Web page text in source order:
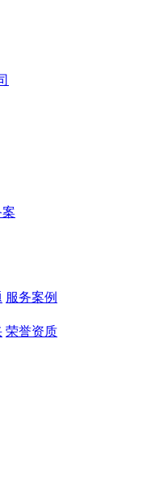
服务案例
荣誉资质